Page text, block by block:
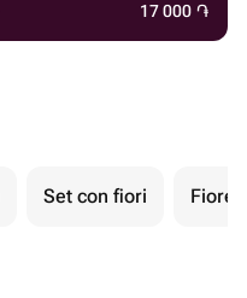
17 000 ֏
Set con fiori Fiore